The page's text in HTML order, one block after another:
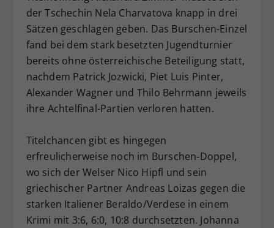
der Tschechin Nela Charvatova knapp in drei
Sätzen geschlagen geben. Das Burschen-Einzel
fand bei dem stark besetzten Jugendturnier
bereits ohne österreichische Beteiligung statt,
nachdem Patrick Jozwicki, Piet Luis Pinter,
Alexander Wagner und Thilo Behrmann jeweils
ihre Achtelfinal-Partien verloren hatten.
Titelchancen gibt es hingegen
erfreulicherweise noch im Burschen-Doppel,
wo sich der Welser Nico Hipfl und sein
griechischer Partner Andreas Loizas gegen die
starken Italiener Beraldo/Verdese in einem
Krimi mit 3:6, 6:0, 10:8 durchsetzten. Johanna
Zweck
Dieser Wert speichert Ihre Consent-
Einstellungen. Unter anderem eine
zufällig generierte ID, für die
historische Speicherung Ihrer
vorgenommen Einstellungen, falls der
Webseiten-Betreiber dies eingestellt
hat.